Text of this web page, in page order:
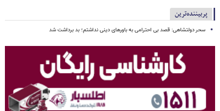
پربیننده‌ترین
سحر دولتشاهی: قصد بی احترامی به باورهای دینی نداشتم؛ بد برداشت شد